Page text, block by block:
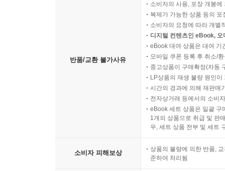
반품/교환 불가사유
소비자의 사용, 포장 개봉
복제가 가능한 상품 등의
소비자의 요청에 따라 개별
디지털 컨텐츠인 eBook,
eBook 대여 상품은 대여 기
모바일 쿠폰 등록 후 취소/
중고상품이 구매확정(자동
LP상품의 재생 불량 원인
시간의 경과에 의해 재판매
전자상거래 등에서의 소비
eBook 세트 상품은 일괄 구
1개의 상품으로 취급 및 판
우, 세트 상품 전부 및 세트
소비자 피해보상
상품의 불량에 의한 반품,
준하여 처리됨